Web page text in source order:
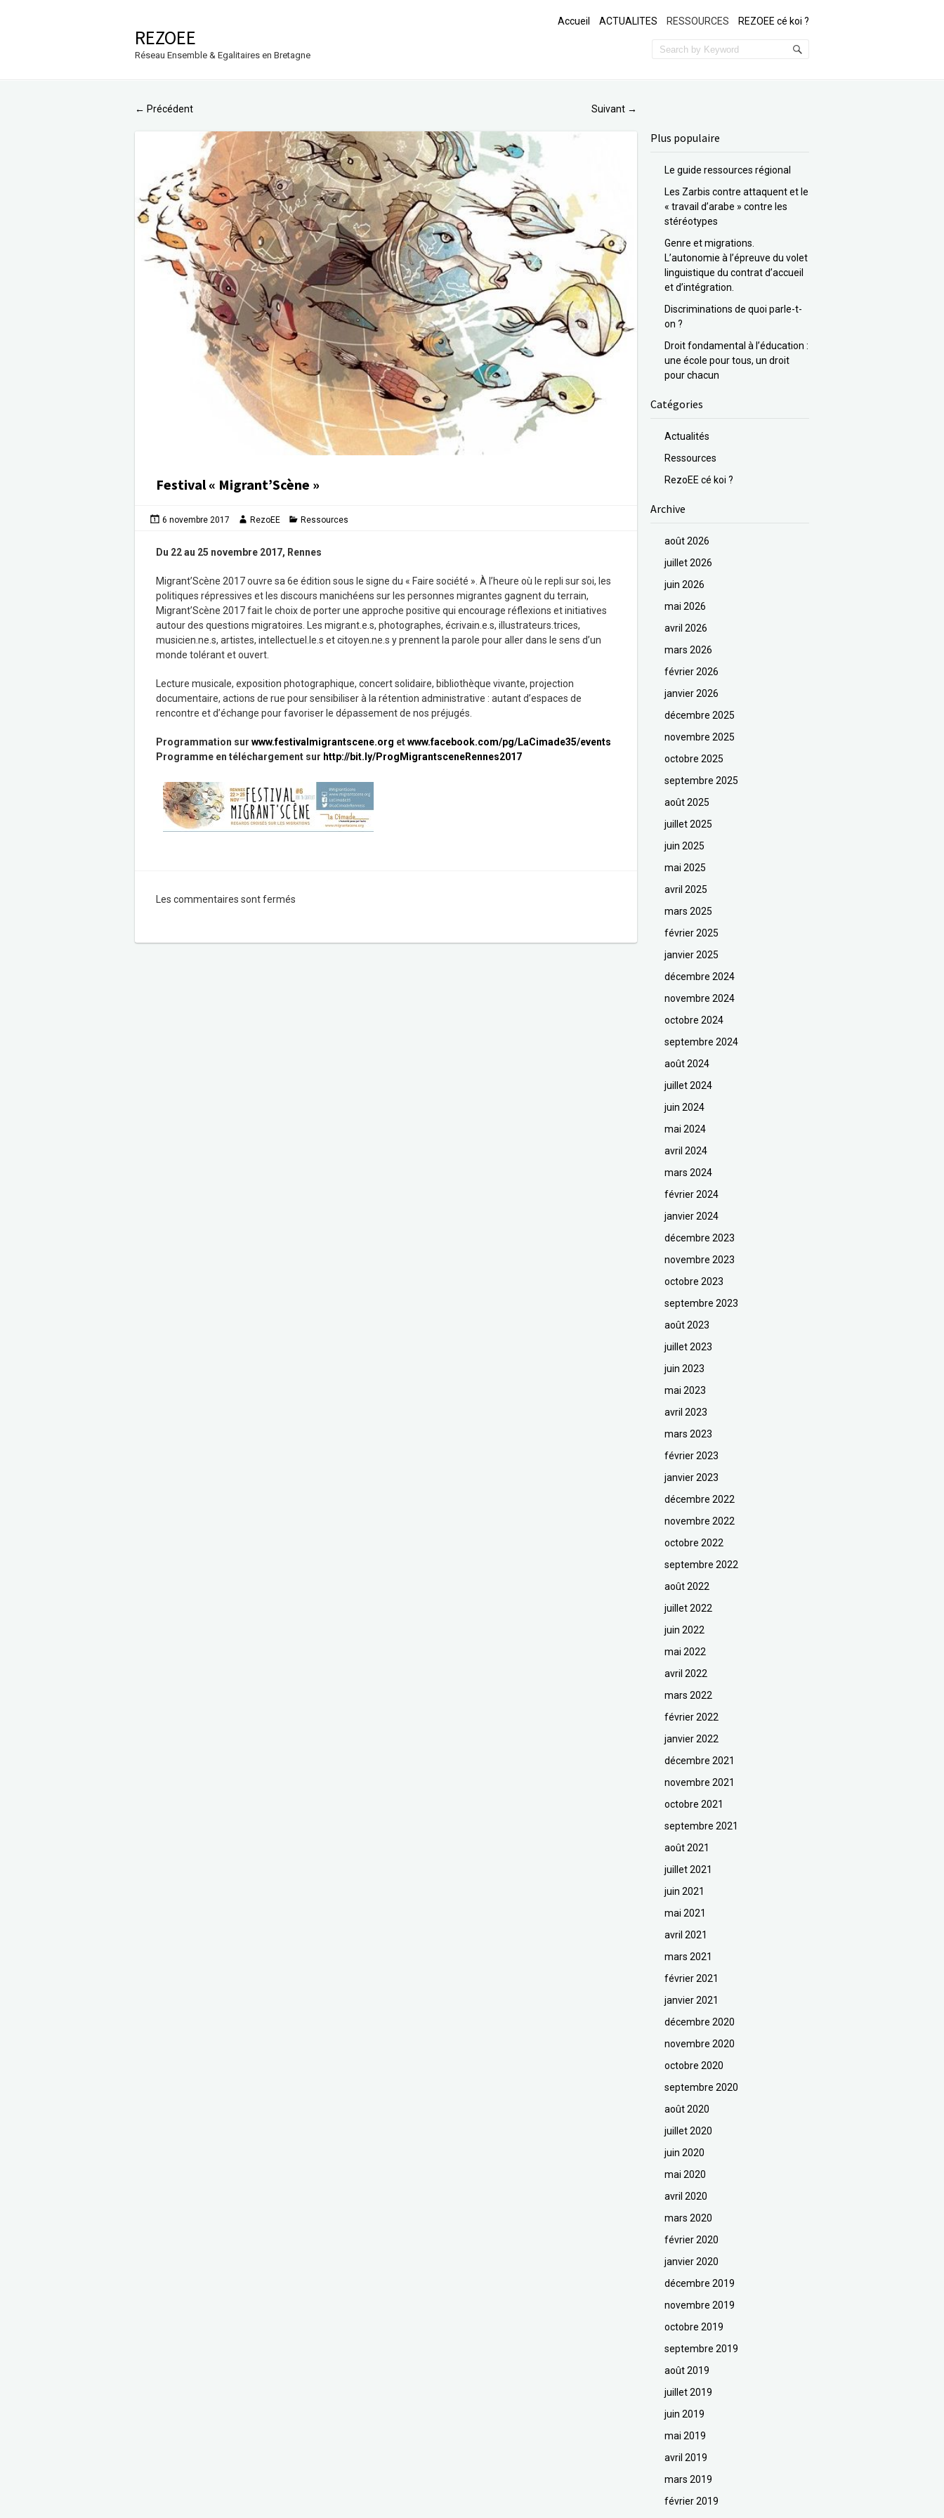
REZOEE
Réseau Ensemble & Egalitaires en Bretagne
Accueil ACTUALITES RESSOURCES REZOEE cé koi ?
← Précédent Suivant →
Festival « Migrant’Scène »
6 novembre 2017 RezoEE Ressources
Du 22 au 25 novembre 2017, Rennes
Migrant’Scène 2017 ouvre sa 6e édition sous le signe du « Faire société ». À l’heure où le repli sur soi, les
politiques répressives et les discours manichéens sur les personnes migrantes gagnent du terrain,
Migrant’Scène 2017 fait le choix de porter une approche positive qui encourage réflexions et initiatives
autour des questions migratoires. Les migrant.e.s, photographes, écrivain.e.s, illustrateurs.trices,
musicien.ne.s, artistes, intellectuel.le.s et citoyen.ne.s y prennent la parole pour aller dans le sens d’un
monde tolérant et ouvert.
Lecture musicale, exposition photographique, concert solidaire, bibliothèque vivante, projection
documentaire, actions de rue pour sensibiliser à la rétention administrative : autant d’espaces de
rencontre et d’échange pour favoriser le dépassement de nos préjugés.
Programmation sur www.festivalmigrantscene.org etwww.facebook.com/pg/LaCimade35/events
Programme en téléchargement sur http://bit.ly/ProgMigrantsceneRennes2017
Les commentaires sont fermés
Plus populaire
Le guide ressources régional
Les Zarbis contre attaquent et le
« travail d’arabe » contre les
stéréotypes
Genre et migrations.
L’autonomie à l’épreuve du volet
linguistique du contrat d’accueil
et d’intégration.
Discriminations de quoi parle-t-
on ?
Droit fondamental à l’éducation :
une école pour tous, un droit
pour chacun
Catégories
Actualités
Ressources
RezoEE cé koi ?
Archive
août 2026
juillet 2026
juin 2026
mai 2026
avril 2026
mars 2026
février 2026
janvier 2026
décembre 2025
novembre 2025
octobre 2025
septembre 2025
août 2025
juillet 2025
juin 2025
mai 2025
avril 2025
mars 2025
février 2025
janvier 2025
décembre 2024
novembre 2024
octobre 2024
septembre 2024
août 2024
juillet 2024
juin 2024
mai 2024
avril 2024
mars 2024
février 2024
janvier 2024
décembre 2023
novembre 2023
octobre 2023
septembre 2023
août 2023
juillet 2023
juin 2023
mai 2023
avril 2023
mars 2023
février 2023
janvier 2023
décembre 2022
novembre 2022
octobre 2022
septembre 2022
août 2022
juillet 2022
juin 2022
mai 2022
avril 2022
mars 2022
février 2022
janvier 2022
décembre 2021
novembre 2021
octobre 2021
septembre 2021
août 2021
juillet 2021
juin 2021
mai 2021
avril 2021
mars 2021
février 2021
janvier 2021
décembre 2020
novembre 2020
octobre 2020
septembre 2020
août 2020
juillet 2020
juin 2020
mai 2020
avril 2020
mars 2020
février 2020
janvier 2020
décembre 2019
novembre 2019
octobre 2019
septembre 2019
août 2019
juillet 2019
juin 2019
mai 2019
avril 2019
mars 2019
février 2019